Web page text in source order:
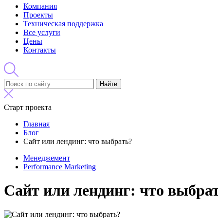
Компания
Проекты
Техническая поддержка
Все услуги
Цены
Контакты
Найти
Старт проекта
Главная
Блог
Сайт или лендинг: что выбрать?
Менеджемент
Performance Marketing
Сайт или лендинг: что